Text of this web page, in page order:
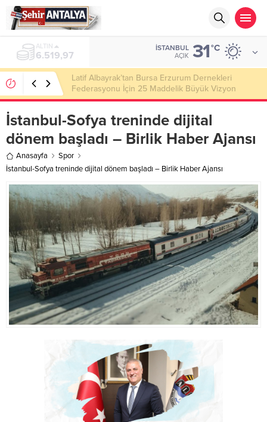
ALTIN
6.519,97
İSTANBUL
AÇIK 31°C
Latif Albayrak’tan Bursa Erzurum Dernekleri
Federasyonu İçin 25 Maddelik Büyük Vizyon
İstanbul-Sofya treninde dijital
dönem başladı – Birlik Haber Ajansı
Anasayfa
Spor
İstanbul-Sofya treninde dijital dönem başladı – Birlik Haber Ajansı